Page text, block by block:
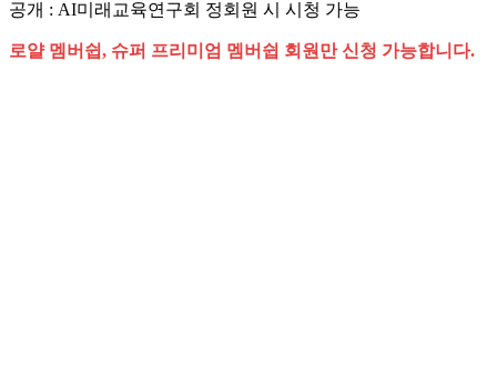
공개 : AI미래교육연구회 정회원 시 시청 가능
로얄 멤버쉽, 슈퍼 프리미엄 멤버쉽 회원만 신청 가능합니다.